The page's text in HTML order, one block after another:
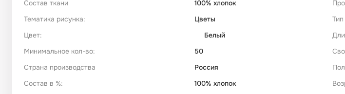
Состав ткани
100% хлопок
Тематика рисунка:
Цветы
Цвет:
Белый
Минимальное кол-во:
50
Страна производства
Россия
Состав в %:
100% хлопок